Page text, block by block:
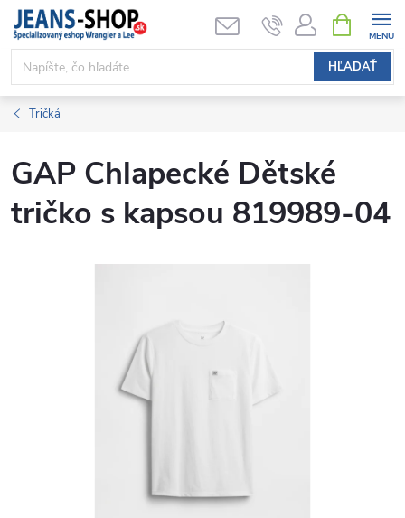
Prejsť
obsah
HĽADAŤ
KOŠÍK
Tričká
GAP Chlapecké Dětské
tričko s kapsou 819989-04